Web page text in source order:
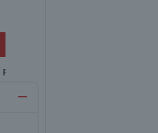
Producto sin calificar